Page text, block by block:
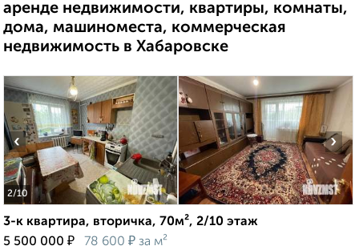
аренде недвижимости, квартиры, комнаты,
дома, машиноместа, коммерческая
недвижимость в Хабаровске
2/10
‹ ›
3-к квартира, вторичка, 70м², 2/10 этаж
5 500 000 ₽ 78 600 ₽ за м²